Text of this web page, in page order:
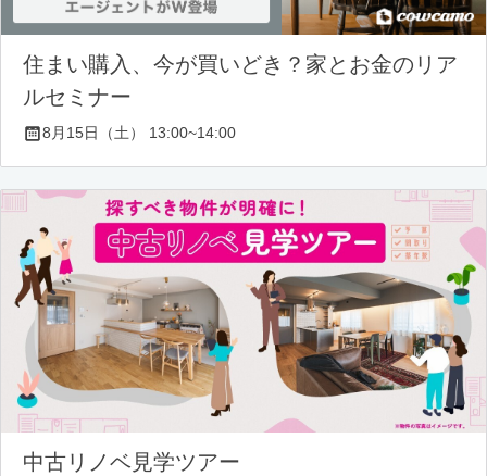
住まい購入、今が買いどき？家とお金のリア
ルセミナー
8月15日（土） 13:00~14:00
中古リノベ見学ツアー